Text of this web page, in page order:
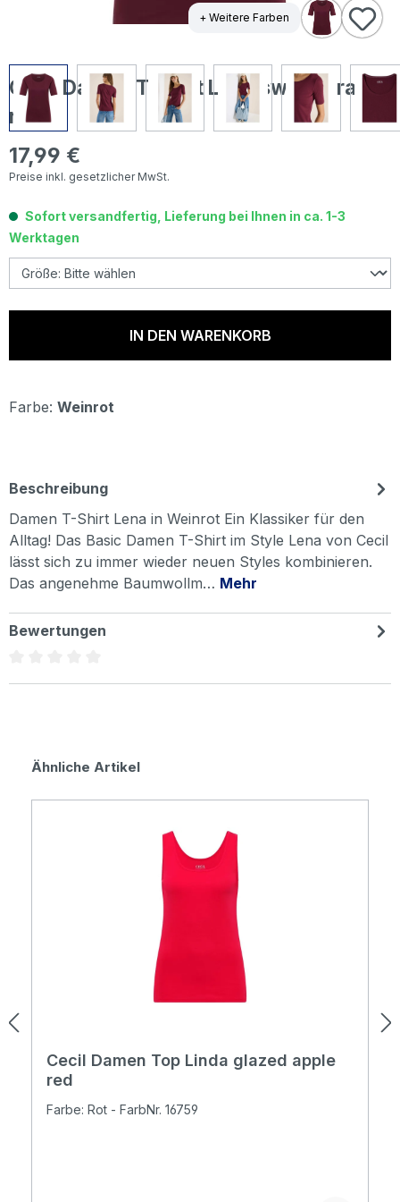
+ Weitere Farben
Cecil Damen T-Shirt Lena sweet grape
red
Regulärer Preis:
17,99 €
Preise inkl. gesetzlicher MwSt.
Sofort versandfertig, Lieferung bei Ihnen in ca. 1-3
Werktagen
IN DEN WARENKORB
Farbe: Weinrot
Beschreibung
Damen T-Shirt Lena in Weinrot Ein Klassiker für den
Alltag! Das Basic Damen T-Shirt im Style Lena von Cecil
lässt sich zu immer wieder neuen Styles kombinieren.
Das angenehme Baumwollm… Mehr
Bewertungen
Produktgalerie überspringen
Ähnliche Artikel
Cecil Damen Top Linda glazed apple
red
Farbe: Rot - FarbNr. 16759